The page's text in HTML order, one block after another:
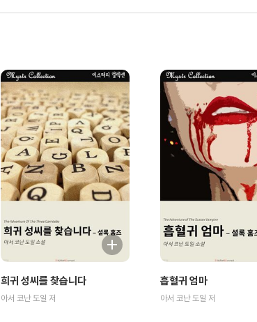
희귀 성씨를 찾습니다
아서 코난 도일 저
흡혈귀 엄마
아서 코난 도일 저